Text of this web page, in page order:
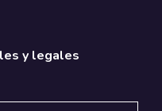
y legales